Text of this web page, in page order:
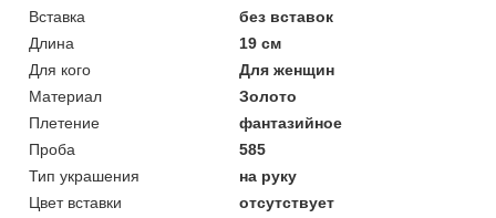
Вставка
без вставок
Длина
19 см
Для кого
Для женщин
Материал
Золото
Плетение
фантазийное
Проба
585
Тип украшения
на руку
Цвет вставки
отсутствует